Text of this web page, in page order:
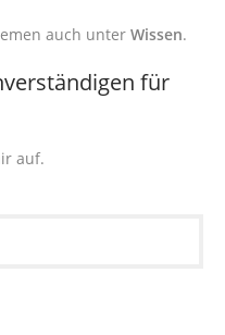
auch unter Wissen.
für
auf.